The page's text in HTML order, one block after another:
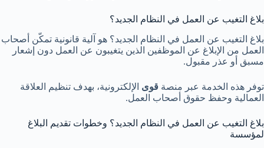
بلاغ التغيب عن العمل في النظام الجديد؟
بلاغ التغيب عن العمل في النظام الجديد؟ هو آلية قانونية تمكّن أصحاب
العمل من الإبلاغ عن الموظفين الذين يتغيبون عن العمل دون إشعار
مسبق أو عذر مقبول.
توفر هذه الخدمة عبر منصة قوى الإلكترونية، بهدف تنظيم العلاقة
العمالية وحفظ حقوق أصحاب العمل.
بلاغ التغيب عن العمل في النظام الجديد؟ وخطوات تقديم البلاغ
لمؤسسة